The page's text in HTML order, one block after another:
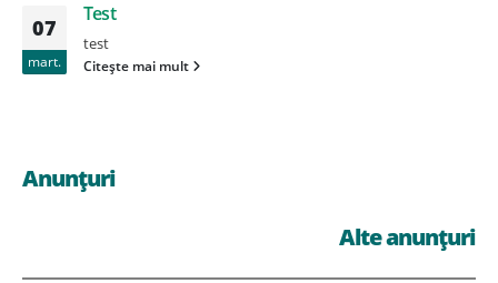
07
mart.
Test
test
Citește mai mult
Anunțuri
Alte anunțuri